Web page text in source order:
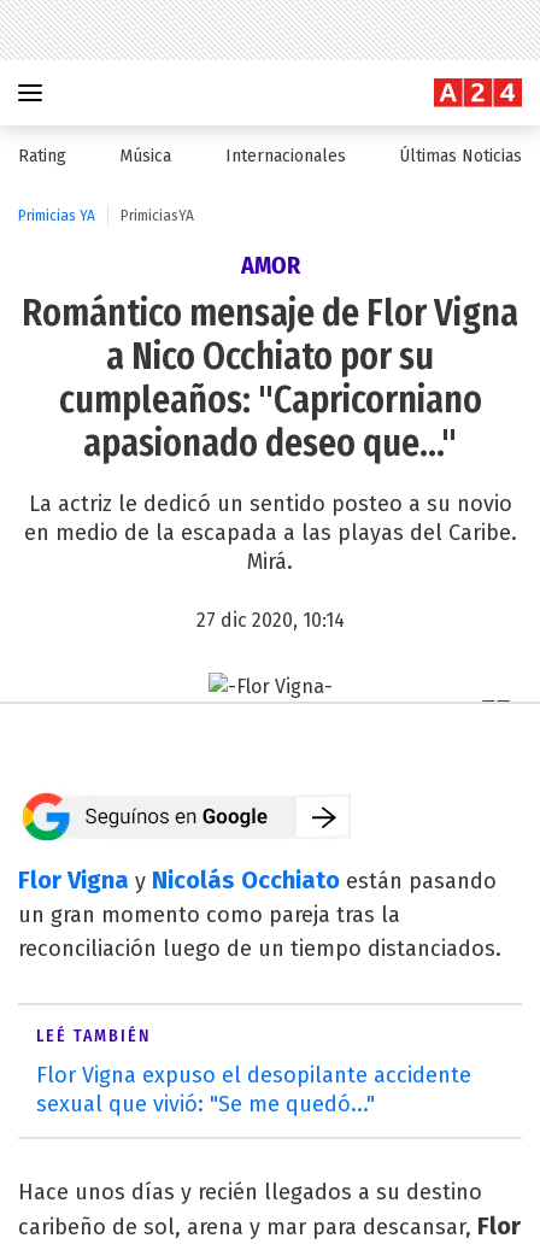
Rating Música Internacionales Últimas Noticias
Primicias YA PrimiciasYA
AMOR
Romántico mensaje de Flor Vigna
a Nico Occhiato por su
cumpleaños: "Capricorniano
apasionado deseo que..."
La actriz le dedicó un sentido posteo a su novio
en medio de la escapada a las playas del Caribe.
Mirá.
27 dic 2020, 10:14
Flor Vigna y Nicolás Occhiato están pasando
un gran momento como pareja tras la
reconciliación luego de un tiempo distanciados.
LEÉ TAMBIÉN
Flor Vigna expuso el desopilante accidente
sexual que vivió: "Se me quedó..."
Hace unos días y recién llegados a su destino
caribeño de sol, arena y mar para descansar, Flor